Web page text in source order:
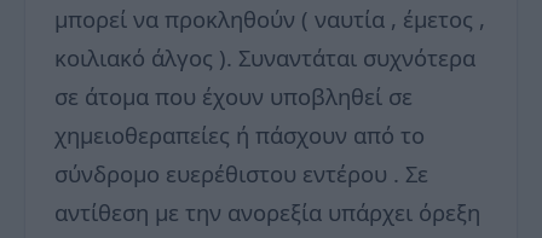
μπορεί να προκληθούν ( ναυτία , έμετος ,
κοιλιακό άλγος ). Συναντάται συχνότερα
σε άτομα που έχουν υποβληθεί σε
χημειοθεραπείες ή πάσχουν από το
σύνδρομο ευερέθιστου εντέρου . Σε
αντίθεση με την ανορεξία υπάρχει όρεξη